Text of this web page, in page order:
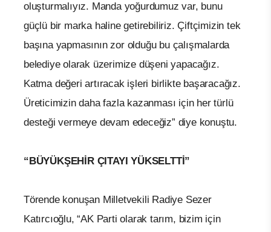
oluşturmalıyız. Manda yoğurdumuz var, bunu
güçlü bir marka haline getirebiliriz. Çiftçimizin tek
başına yapmasının zor olduğu bu çalışmalarda
belediye olarak üzerimize düşeni yapacağız.
Katma değeri artıracak işleri birlikte başaracağız.
Üreticimizin daha fazla kazanması için her türlü
desteği vermeye devam edeceğiz” diye konuştu.
“BÜYÜKŞEHİR ÇITAYI YÜKSELTTİ”
Törende konuşan Milletvekili Radiye Sezer
Katırcıoğlu, “AK Parti olarak tarım, bizim için